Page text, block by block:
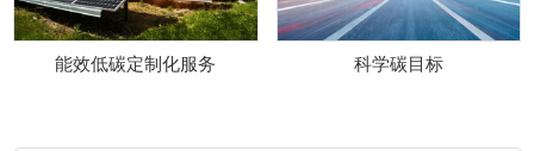
能效低碳定制化服务 科学碳目标